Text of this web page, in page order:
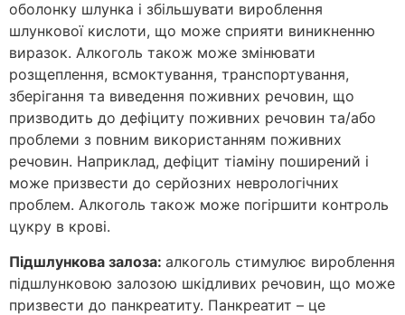
оболонку шлунка і збільшувати вироблення
шлункової кислоти, що може сприяти виникненню
виразок. Алкоголь також може змінювати
розщеплення, всмоктування, транспортування,
зберігання та виведення поживних речовин, що
призводить до дефіциту поживних речовин та/або
проблеми з повним використанням поживних
речовин. Наприклад, дефіцит тіаміну поширений і
може призвести до серйозних неврологічних
проблем. Алкоголь також може погіршити контроль
цукру в крові.
Підшлункова залоза: алкоголь стимулює вироблення
підшлунковою залозою шкідливих речовин, що може
призвести до панкреатиту. Панкреатит – це